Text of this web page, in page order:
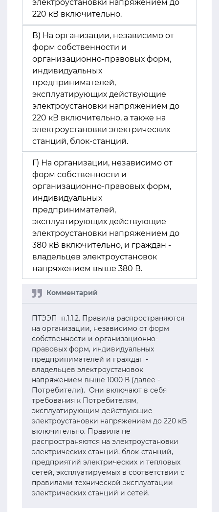
электроустановки напряжением до
220 кВ включительно.
В) На организации, независимо от
форм собственности и
организационно-правовых форм,
индивидуальных
предпринимателей,
эксплуатирующих действующие
электроустановки напряжением до
220 кВ включительно, а также на
электроустановки электрических
станций, блок-станций.
Г) На организации, независимо от
форм собственности и
организационно-правовых форм,
индивидуальных
предпринимателей,
эксплуатирующих действующие
электроустановки напряжением до
380 кВ включительно, и граждан -
владельцев электроустановок
напряжением выше 380 В.
ПТЭЭП п.1.1.2. Правила распространяются
на организации, независимо от форм
собственности и организационно-
правовых форм, индивидуальных
предпринимателей и граждан -
владельцев электроустановок
напряжением выше 1000 В (далее -
Потребители). Они включают в себя
требования к Потребителям,
эксплуатирующим действующие
электроустановки напряжением до 220 кВ
включительно. Правила не
распространяются на электроустановки
электрических станций, блок-станций,
предприятий электрических и тепловых
сетей, эксплуатируемых в соответствии с
правилами технической эксплуатации
электрических станций и сетей.